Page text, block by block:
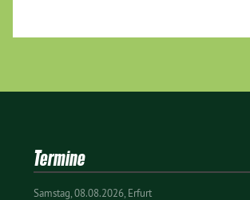
Termine
Samstag 08.08.2026 Erfurt